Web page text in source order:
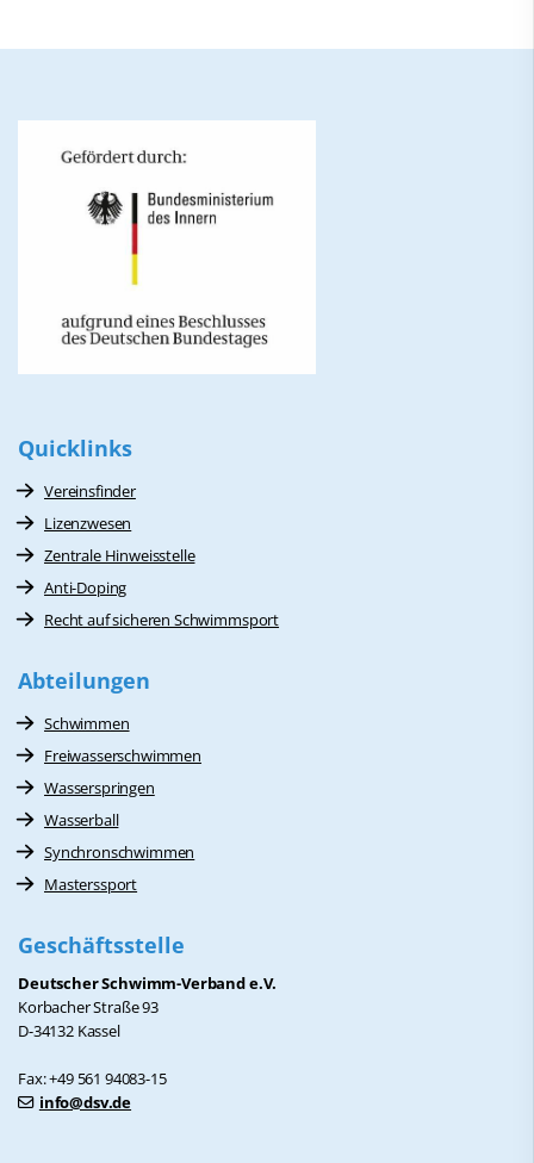
Quicklinks
Vereinsfinder
Lizenzwesen
Zentrale Hinweisstelle
Anti-Doping
Recht auf sicheren Schwimmsport
Abteilungen
Schwimmen
Freiwasserschwimmen
Wasserspringen
Wasserball
Synchronschwimmen
Masterssport
Geschäftsstelle
Deutscher Schwimm-Verband e.V.
Korbacher Straße 93
D-34132 Kassel
Fax: +49 561 94083-15
info@dsv.de